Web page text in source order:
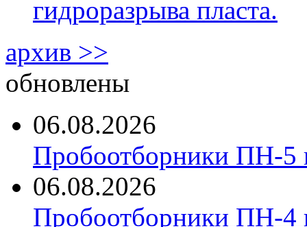
гидроразрыва пласта.
архив >>
обновлены
06.08.2026
Пробоотборники ПН-
06.08.2026
Пробоотборники ПН-